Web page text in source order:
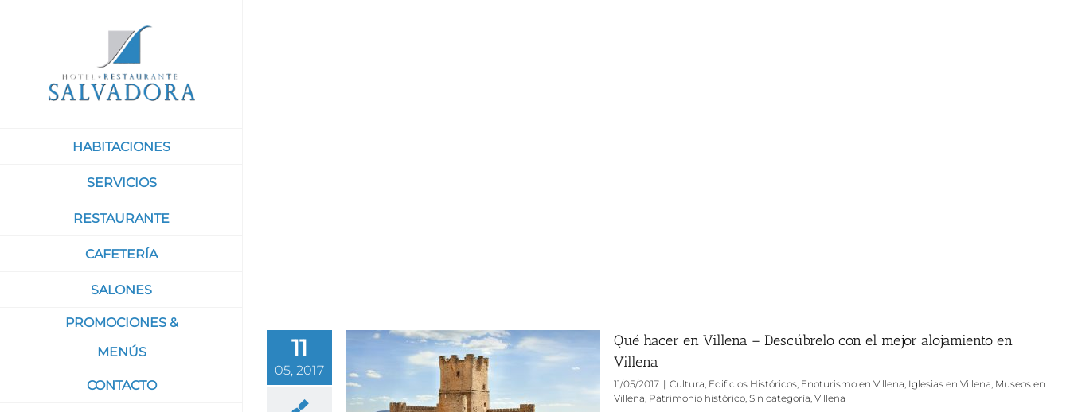
HABITACIONES
SERVICIOS
RESTAURANTE
CAFETERÍA
SALONES
PROMOCIONES &
MENÚS
CONTACTO
11
05, 2017
Qué hacer en Villena – Descúbrelo con el mejor alojamiento en
Villena
11/05/2017 | Cultura, Edificios Históricos, Enoturismo en Villena, Iglesias en Villena, Museos en
Villena, Patrimonio histórico, Sin categoría, Villena